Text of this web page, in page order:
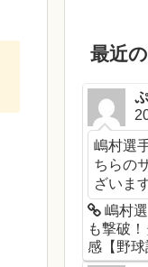
最近
嶋村選
ちらの
ざいま
嶋村
も撃破
感【野球